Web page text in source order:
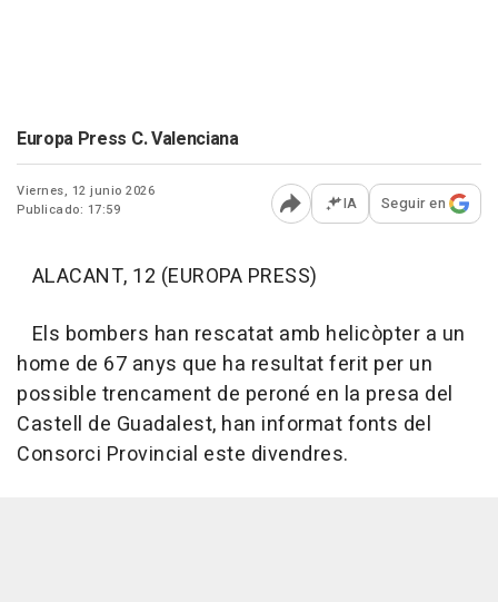
Europa Press C. Valenciana
Viernes, 12 junio 2026
Publicado: 17:59
Abrir opciones para
IA Seguir en
ALACANT, 12 (EUROPA PRESS)
Els bombers han rescatat amb helicòpter a un
home de 67 anys que ha resultat ferit per un
possible trencament de peroné en la presa del
Castell de Guadalest, han informat fonts del
Consorci Provincial este divendres.